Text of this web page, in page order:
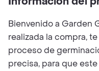
Bienvenido a Garden
realizada la compra,
proceso de
precisa, para que